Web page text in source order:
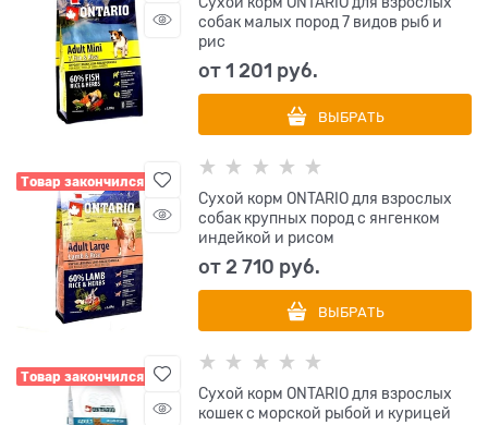
собак малых пород 7 видов рыб и
рис
от1 201 руб.
ВЫБРАТЬ
Товар закончился
Сухой корм ONTARIO для взрослых
собак крупных пород с янгенком
индейкой и рисом
от2 710 руб.
ВЫБРАТЬ
Товар закончился
Сухой корм ONTARIO для взрослых
кошек с морской рыбой и курицей